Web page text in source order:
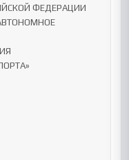
ФЕДЕРАЦИИ